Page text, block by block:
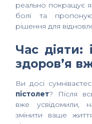
реально покращує
болі та
рішення для
Час діяти:
здоров’я
Ви досі
пістолет? Після
вже усвідомили,
змінити ваше